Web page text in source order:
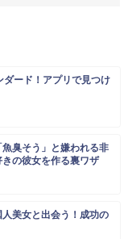
ード！アプリで見つけ
魚臭そう」と嫌われる非
の彼女を作る裏ワザ
美女と出会う！成功の